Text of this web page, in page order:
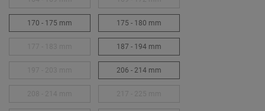
170 - 175 mm 175 - 180 mm
187 - 194 mm
206 - 214 mm